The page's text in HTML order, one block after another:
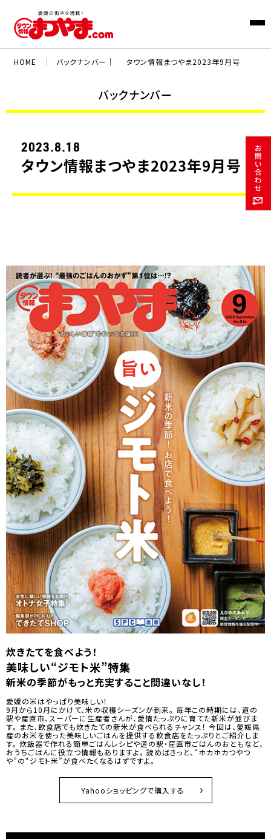
HOME ｜ バックナンバー｜ タウン情報まつやま2023年9月号
バックナンバー
2023.8.18
タウン情報まつやま2023年9月号
炊きたてを食べよう！
美味しい“ジモト米”特集
新米の季節がもっと充実すること間違いなし！
愛媛の米はやっぱり美味しい！
9月から10月にかけて、米の収穫シーズンが到来。 毎年この時期には、道の
駅や産直市、スーパーに生産者さんが、愛情たっぷりに育てた新米が並びま
す。 また、飲食店でも炊きたての新米が食べられるチャンス！ 今回は、愛媛県
産のお米を使った美味しいごはんを提供する飲食店をたっぷりとご紹介しま
す。 炊飯器で作れる簡単ごはんレシピや道の駅・産直市ごはんのおともなど、
おうちごはんに役立つ情報もありますよ。 読めばきっと、“ホカホカつやつ
や”の“ジモト米”が食べたくなるはずですよ。
Yahooショッピングで購入する